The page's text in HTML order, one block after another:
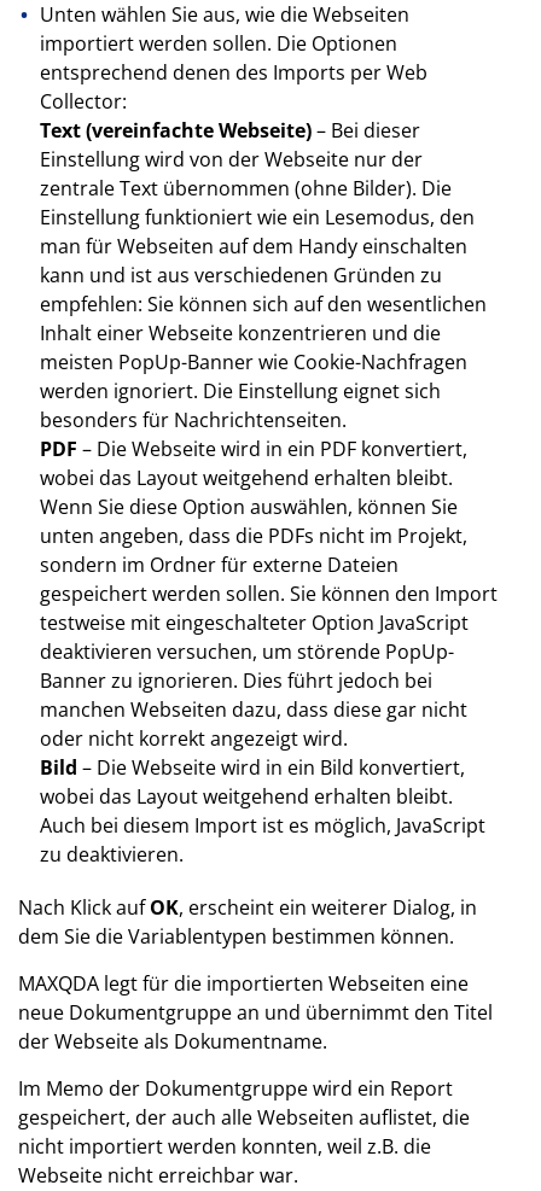
Unten wählen Sie aus, wie die Webseiten
importiert werden sollen. Die Optionen
entsprechend denen des Imports per Web
Collector:
Text (vereinfachte Webseite)– Bei dieser
Einstellung wird von der Webseite nur der
zentrale Text übernommen (ohne Bilder). Die
Einstellung funktioniert wie ein Lesemodus, den
man für Webseiten auf dem Handy einschalten
kann und ist aus verschiedenen Gründen zu
empfehlen: Sie können sich auf den wesentlichen
Inhalt einer Webseite konzentrieren und die
meisten PopUp-Banner wie Cookie-Nachfragen
werden ignoriert. Die Einstellung eignet sich
besonders für Nachrichtenseiten.
PDF – Die Webseite wird in ein PDF konvertiert,
wobei das Layout weitgehend erhalten bleibt.
Wenn Sie diese Option auswählen, können Sie
unten angeben, dass die PDFs nicht im Projekt,
sondern im Ordner für externe Dateien
gespeichert werden sollen. Sie können den Import
testweise mit eingeschalteter Option JavaScript
deaktivieren versuchen, um störende PopUp-
Banner zu ignorieren. Dies führt jedoch bei
manchen Webseiten dazu, dass diese gar nicht
oder nicht korrekt angezeigt wird.
Bild – Die Webseite wird in ein Bild konvertiert,
wobei das Layout weitgehend erhalten bleibt.
Auch bei diesem Import ist es möglich, JavaScript
zu deaktivieren.
Nach Klick aufOK, erscheint ein weiterer Dialog, in
dem Sie die Variablentypen bestimmen können.
MAXQDA legt für die importierten Webseiten eine
neue Dokumentgruppe an und übernimmt den Titel
der Webseite als Dokumentname.
Im Memo der Dokumentgruppe wird ein Report
gespeichert, der auch alle Webseiten auflistet, die
nicht importiert werden konnten, weil z.B. die
Webseite nicht erreichbar war.